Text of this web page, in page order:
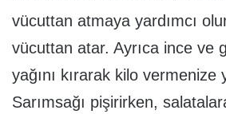
vücuttan atmaya yardımcı
vücuttan atar. Ayrıca ince ve
yağını kırarak kilo vermenize
Sarımsağı pişirirken,